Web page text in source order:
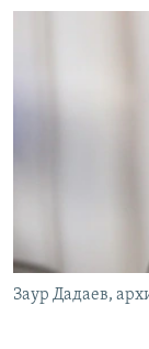
Вернутся
РАСПИСАНИЕ
Заур Дадаев,